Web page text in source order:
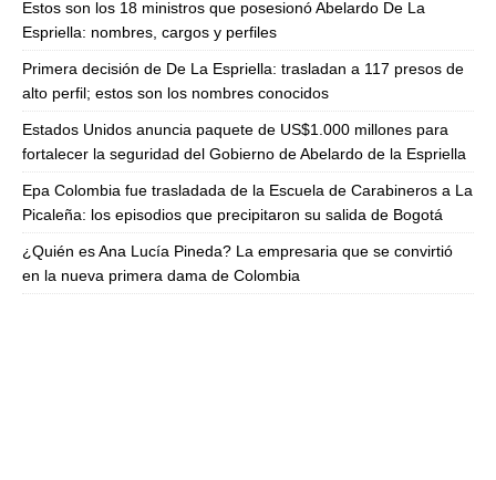
Estos son los 18 ministros que posesionó Abelardo De La
Espriella: nombres, cargos y perfiles
Primera decisión de De La Espriella: trasladan a 117 presos de
alto perfil; estos son los nombres conocidos
Estados Unidos anuncia paquete de US$1.000 millones para
fortalecer la seguridad del Gobierno de Abelardo de la Espriella
Epa Colombia fue trasladada de la Escuela de Carabineros a La
Picaleña: los episodios que precipitaron su salida de Bogotá
¿Quién es Ana Lucía Pineda? La empresaria que se convirtió
en la nueva primera dama de Colombia